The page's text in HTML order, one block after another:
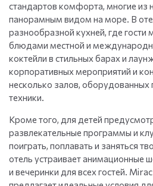
стандартов комфорта, многие из
панорамным видом на море. В
разнообразной кухней, где гости
блюдами местной и
коктейли в стильных барах и
корпоративных мероприятий и
несколько залов, оборудованных
техники.
Кроме того, для детей
развлекательные программы и
поиграть, поплавать и заняться
отель устраивает анимационные
и вечеринки для всех гостей.